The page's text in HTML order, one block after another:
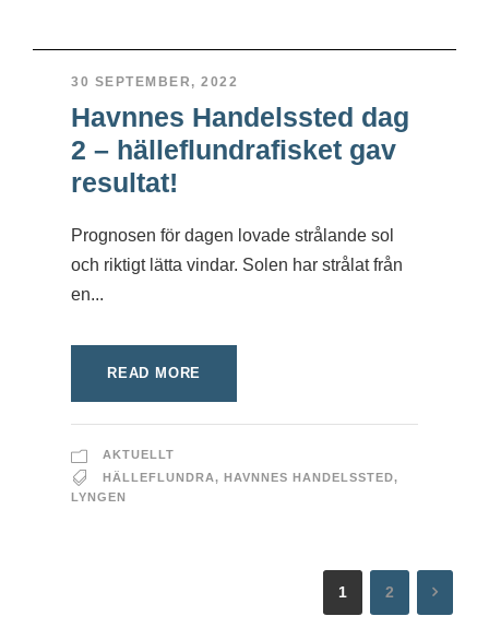
30 SEPTEMBER, 2022
Havnnes Handelssted dag
2 – hälleflundrafisket gav
resultat!
Prognosen för dagen lovade strålande sol
och riktigt lätta vindar. Solen har strålat från
en...
READ MORE
AKTUELLT
HÄLLEFLUNDRA, HAVNNES HANDELSSTED,
LYNGEN
1 2